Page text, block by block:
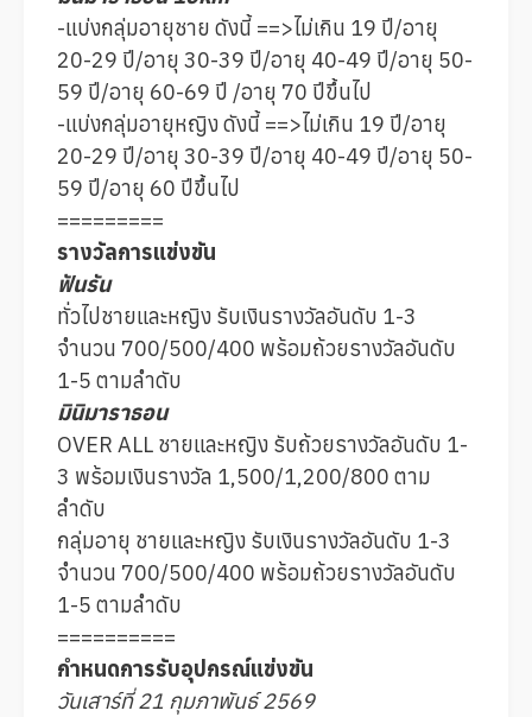
-แบ่งกลุ่มอายุชาย ดังนี้ ==>ไม่เกิน 19 ปี/อายุ
20-29 ปี/อายุ 30-39 ปี/อายุ 40-49 ปี/อายุ 50-
59 ปี/อายุ 60-69 ปี /อายุ 70 ปีขึ้นไป
-แบ่งกลุ่มอายุหญิง ดังนี้ ==>ไม่เกิน 19 ปี/อายุ
20-29 ปี/อายุ 30-39 ปี/อายุ 40-49 ปี/อายุ 50-
59 ปี/อายุ 60 ปีขึ้นไป
=========
รางวัลการแข่งขัน
ฟันรัน
ทั่วไปชายและหญิง รับเงินรางวัลอันดับ 1-3
จำนวน 700/500/400 พร้อมถ้วยรางวัลอันดับ
1-5 ตามลำดับ
มินิมาราธอน
OVER ALL ชายและหญิง รับถ้วยรางวัลอันดับ 1-
3 พร้อมเงินรางวัล 1,500/1,200/800 ตาม
ลำดับ
กลุ่มอายุ ชายและหญิง รับเงินรางวัลอันดับ 1-3
จำนวน 700/500/400 พร้อมถ้วยรางวัลอันดับ
1-5 ตามลำดับ
==========
กำหนดการรับอุปกรณ์แข่งขัน
วันเสาร์ที่ 21 กุมภาพันธ์ 2569